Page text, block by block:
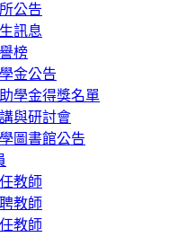
公告
訊息
榜
金公告
學金得獎名單
與研討會
圖書館公告
教師
教師
教師